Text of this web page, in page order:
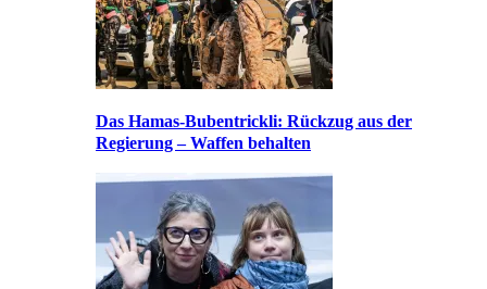
Das Hamas-Bubentrickli: Rückzug aus der
Regierung – Waffen behalten